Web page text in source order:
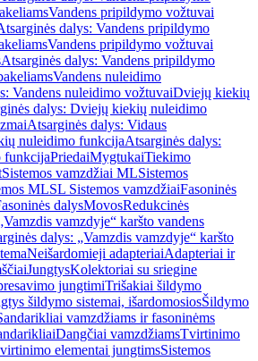
Vandens pripildymo vožtuvai
dalys: Vandens pripildymo
Vandens pripildymo vožtuvai
Atsarginės dalys: Vandens pripildymo
Vandens nuleidimo
Vandens nuleidimo vožtuvaiDviejų kiekių
dalys: Dviejų kiekių nuleidimo
Atsarginės dalys: Vidaus
nuleidimo funkcijaAtsarginės dalys:
funkcijaPriedaiMygtukaiTiekimo
Sistemos vamzdžiai MLSistemos
MLSL Sistemos vamzdžiaiFasoninės
dalysMovosRedukcinės
vamzdyje“ karšto vandens
dalys: „Vamzdis vamzdyje“ karšto
Neišardomieji adapteriaiAdapteriai ir
JungtysKolektoriai su sriegine
jungtimiTrišakiai šildymo
šildymo sistemai, išardomosiosŠildymo
vamzdžiams ir fasoninėms
Dangčiai vamzdžiamsTvirtinimo
elementai jungtimsSistemos